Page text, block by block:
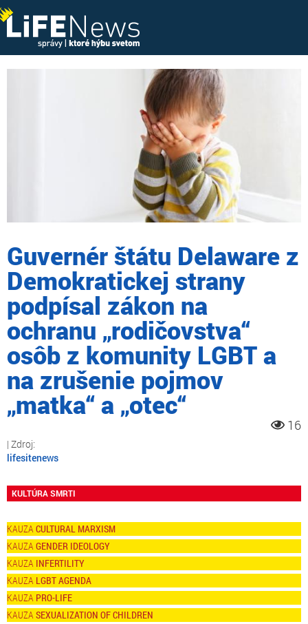
Guvernér štátu Delaware z
Demokratickej strany
podpísal zákon na
ochranu „rodičovstva“
osôb z komunity LGBT a
na zrušenie pojmov
„matka“ a „otec“
16
lifesitenews
KULTÚRA SMRTI
CULTURAL MARXISM
GENDER IDEOLOGY
INFERTILITY
LGBT AGENDA
PRO-LIFE
SEXUALIZATION OF CHILDREN